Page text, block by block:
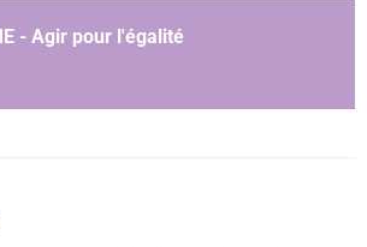
- Agir pour l'égalité